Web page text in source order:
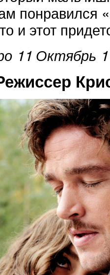
понравился
и этот
11 Октябрь